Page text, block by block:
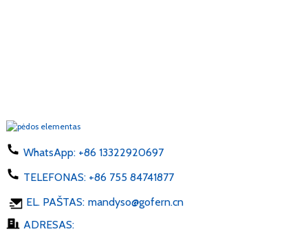
WhatsApp: +86 13322920697
TELEFONAS: +86 755 84741877
EL. PAŠTAS: mandyso@gofern.cn
ADRESAS: